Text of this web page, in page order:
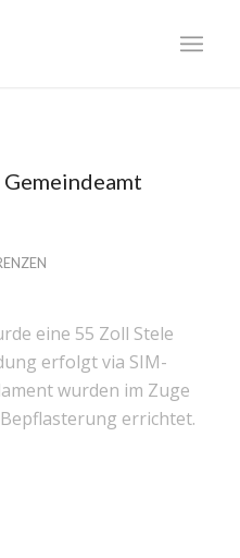
Gemeindeamt
eine 55 Zoll Stele
erfolgt via SIM-
wurden im Zuge
errichtet.